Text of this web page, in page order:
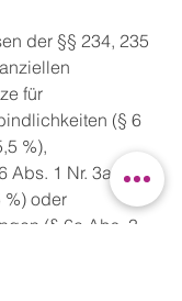
der §§ 234, 235
für
(§ 6
%),
Abs. 1 Nr. 3a
%) oder
(§ 6a Abs. 3